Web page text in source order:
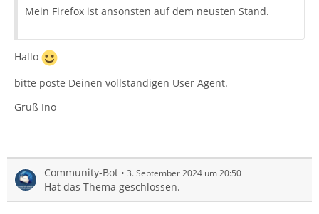
Mein Firefox ist ansonsten auf dem neusten Stand.
Hallo
bitte poste Deinen vollständigen User Agent.
Gruß Ino
Community-Bot 3. September 2024 um 20:50
Hat das Thema geschlossen.